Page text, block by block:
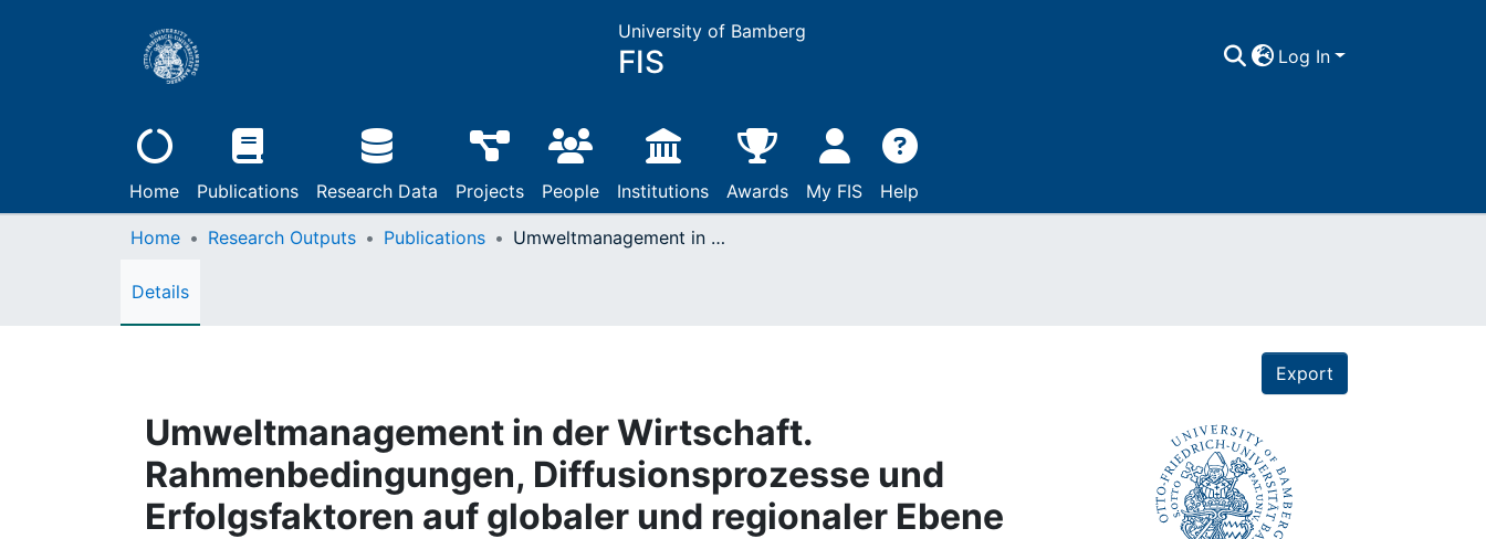
University of Bamberg
FIS Log In
Home Publications Research Data Projects People Institutions Awards My FIS Help
Home Research Outputs Publications Umweltmanagement in der Wirtschaft. Rahmenbedingungen, Diffusionsprozesse und Erfolgsfaktoren auf globaler und regionaler Ebene
Details
Export
Umweltmanagement in der Wirtschaft.
Rahmenbedingungen, Diffusionsprozesse und
Erfolgsfaktoren auf globaler und regionaler Ebene